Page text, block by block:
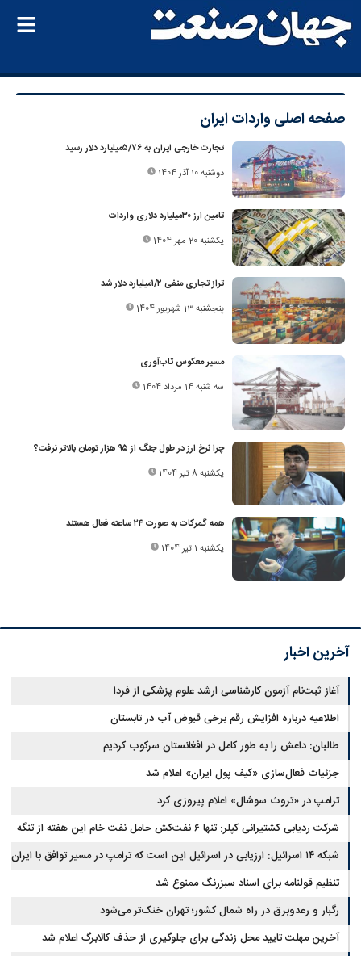
صفحه اصلی واردات ایران
تجارت خارجی ایران به ۵/۷۶میلیارد دلار رسید
دوشنبه 10 آذر 1404
تامین ارز ۳۰‌میلیارد دلاری واردات
یکشنبه 20 مهر 1404
تراز تجاری منفی ۱/‌۲‌میلیارد دلار شد
پنجشنبه 13 شهریور 1404
مسیر معکوس تاب‌آوری
سه شنبه 14 مرداد 1404
چرا نرخ ارز در طول جنگ از ۹۵‌ هزار تومان بالاتر نرفت؟
یکشنبه 8 تیر 1404
همه گمرکات به صورت ۲۴ ساعته فعال هستند
یکشنبه 1 تیر 1404
آخرین اخبار
آغاز ثبت‌نام‌ آزمون کارشناسی ارشد علوم پزشکی از فردا
اطلاعیه درباره افزایش رقم برخی قبوض آب در تابستان
طالبان: داعش را به طور کامل در افغانستان سرکوب کردیم
جزئیات فعال‌سازی «کیف پول ایران» اعلام شد
ترامپ در «تروث سوشال» اعلام پیروزی کرد
شرکت ردیابی کشتیرانی کپلر: تنها ۶ نفت‌کش حامل نفت خام این هفته از تنگه
هرمز خارج شدندشبکه ۱۴ اسرائیل: ارزیابی در اسرائیل این است که ترامپ در مسیر توافق با ایران
قرار دارد
تنظیم قولنامه برای اسناد سبزرنگ ممنوع شد
رگبار و رعدوبرق در راه شمال کشور؛ تهران خنک‌تر می‌شود
آخرین مهلت تایید محل زندگی برای جلوگیری از حذف کالابرگ اعلام شد